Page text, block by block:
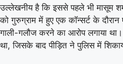
उल्लेखनीय है कि इससे पहले भी मासूम
को गुरुग्राम में हुए एक कॉन्सर्ट के
गाली-गलौज करने का आरोप लगाया
था, जिसके बाद पीड़ित ने पुलिस में
London
Mi
London Spirit